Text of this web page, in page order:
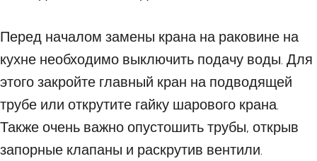
Перед началом замены крана на раковине на
кухне необходимо выключить подачу воды. Для
этого закройте главный кран на подводящей
трубе или открутите гайку шарового крана.
Также очень важно опустошить трубы, открыв
запорные клапаны и раскрутив вентили.